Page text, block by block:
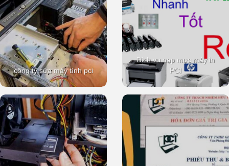
công ty sửa máy tính pci
Dịch vụ nạp mực máy in
PCI